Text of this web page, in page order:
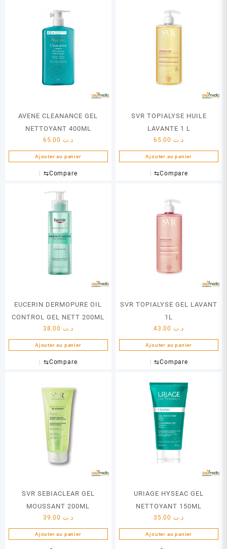
AVENE CLEANANCE GEL
NETTOYANT 400ML
د.ت
Ajouter au panier
⇆Compare
SVR TOPIALYSE HUILE
LAVANTE 1 L
د.ت
Ajouter au panier
⇆Compare
EUCERIN DERMOPURE OIL
CONTROL GEL NETT 200ML
د.ت
Ajouter au panier
⇆Compare
SVR TOPIALYSE GEL LAVANT
1L
د.ت
Ajouter au panier
⇆Compare
SVR SEBIACLEAR GEL
MOUSSANT 200ML
د.ت
Ajouter au panier
URIAGE HYSEAC GEL
NETTOYANT 150ML
د.ت
Ajouter au panier